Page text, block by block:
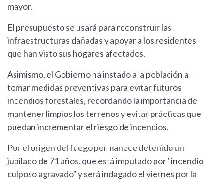
mayor.
El presupuesto se usará para reconstruir las
infraestructuras dañadas y apoyar a los residentes
que han visto sus hogares afectados.
Asimismo, el Gobierno ha instado a la población a
tomar medidas preventivas para evitar futuros
incendios forestales, recordando la importancia de
mantener limpios los terrenos y evitar prácticas que
puedan incrementar el riesgo de incendios.
Por el origen del fuego permanece detenido un
jubilado de 71 años, que está imputado por "incendio
culposo agravado" y será indagado el viernes por la